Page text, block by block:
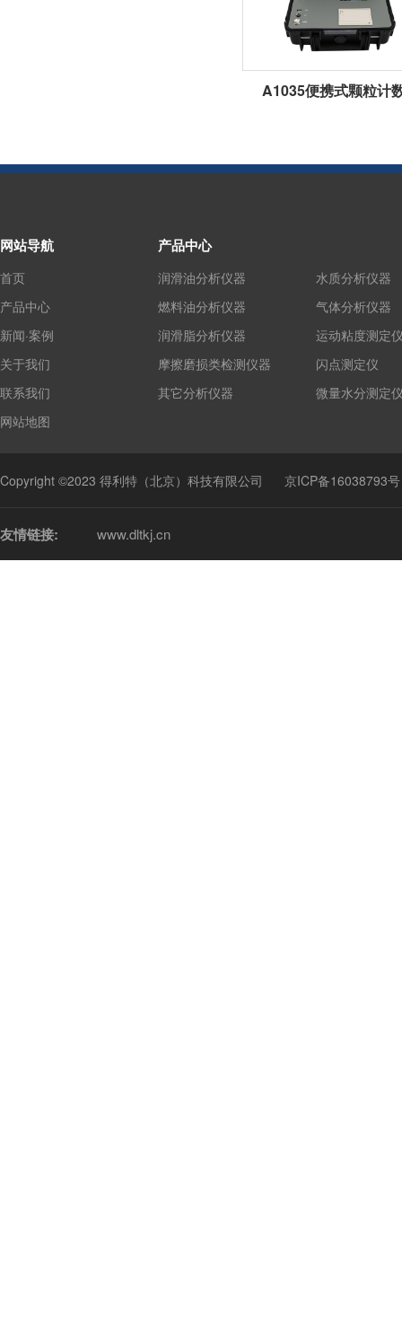
A1035便携式颗粒计
网站导航
首页
产品中心
新闻·案例
关于我们
联系我们
网站地图
产品中心
润滑油分析仪器
燃料油分析仪器
润滑脂分析仪器
摩擦磨损类检测仪器
其它分析仪器
水质分析仪器
气体分析仪器
运动粘度测定
闪点测定仪
微量水分测定
Copyright ©2023 得利特（北京）科技有限公司 京ICP备16038793号
友情链接: www.dltkj.cn